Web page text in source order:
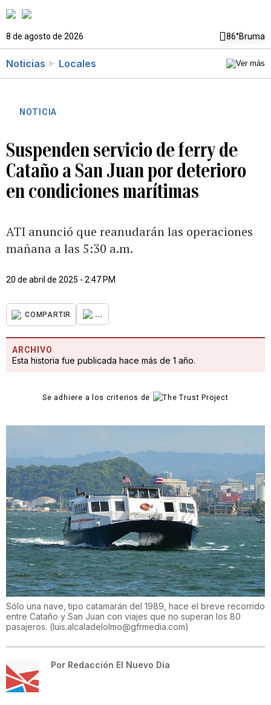
8 de agosto de 2026 86°Bruma
Noticias Locales
NOTICIA
Suspenden servicio de ferry de
Cataño a San Juan por deterioro
en condiciones marítimas
ATI anunció que reanudarán las operaciones
mañana a las 5:30 a.m.
20 de abril de 2025 - 2:47 PM
COMPARTIR ...
ARCHIVO
Esta historia fue publicada hace más de 1 año.
Se adhiere a los criterios de
Sólo una nave, tipo catamarán del 1989, hace el breve recorrido
entre Cataño y San Juan con viajes que no superan los 80
pasajeros. (luis.alcaladelolmo@gfrmedia.com)
Por Redacción El Nuevo Día